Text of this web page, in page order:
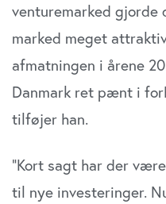
venturemarked gjorde
marked meget
afmatningen i årene
Danmark ret pænt i
tilføjer han.
”Kort sagt har der
til nye investeringer.